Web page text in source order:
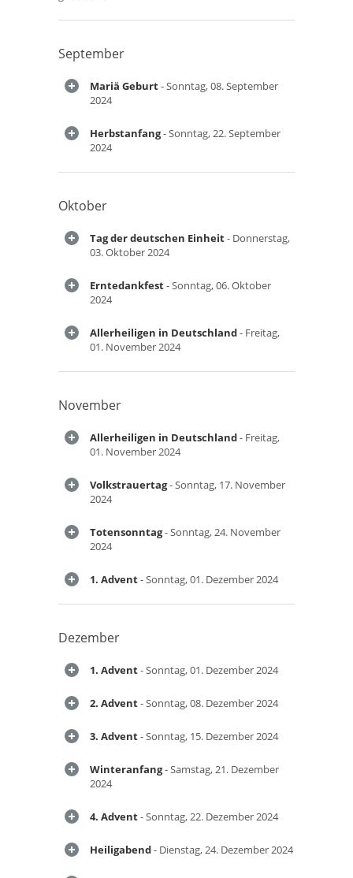
September
Mariä Geburt- Sonntag, 08. September
2024
Herbstanfang- Sonntag, 22. September
2024
Oktober
Tag der deutschen Einheit- Donnerstag,
03. Oktober 2024
Erntedankfest- Sonntag, 06. Oktober
2024
Allerheiligen in Deutschland- Freitag,
01. November 2024
November
Allerheiligen in Deutschland- Freitag,
01. November 2024
Volkstrauertag- Sonntag, 17. November
2024
Totensonntag- Sonntag, 24. November
2024
1. Advent- Sonntag, 01. Dezember 2024
Dezember
1. Advent- Sonntag, 01. Dezember 2024
2. Advent- Sonntag, 08. Dezember 2024
3. Advent- Sonntag, 15. Dezember 2024
Winteranfang- Samstag, 21. Dezember
2024
4. Advent- Sonntag, 22. Dezember 2024
Heiligabend- Dienstag, 24. Dezember 2024